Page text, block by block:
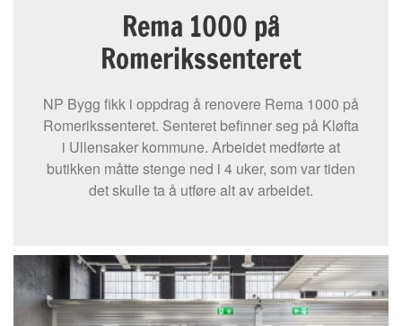
Rema 1000 på
Romerikssenteret
NP Bygg fikk i oppdrag å renovere Rema 1000 på
Romerikssenteret. Senteret befinner seg på Kløfta
i Ullensaker kommune. Arbeidet medførte at
butikken måtte stenge ned i 4 uker, som var tiden
det skulle ta å utføre alt av arbeidet.